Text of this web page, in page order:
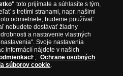
toto prijímate a súhlasíte s tým,
s tretími stranami, napr. našimi
odmietnete, budeme používať
nebudete dostávať žiadny
a nastavenie vlastných
Svoje nastavenia
informácií nájdete v našich
,
Ochrane osobných
súborov cookie.